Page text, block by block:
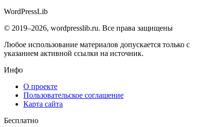
WordPressLib
© 2019–2026, wordpresslib.ru. Все права защищены
Любое использование материалов допускается только с
указанием активной ссылки на источник.
Инфо
О проекте
Пользовательское соглашение
Карта сайта
Бесплатно